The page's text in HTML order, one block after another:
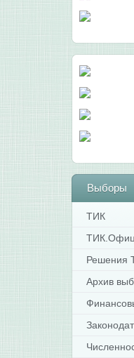
Выборы
ТИК
Решения
Архив